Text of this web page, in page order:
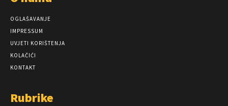
OGLAŠAVANJE
IMPRESSUM
UVJETI KORIŠTENJA
KOLAČIĆI
KONTAKT
Rubrike